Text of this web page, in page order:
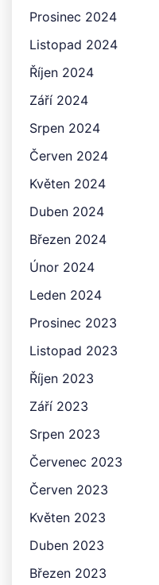
Prosinec 2024
Listopad 2024
Říjen 2024
Září 2024
Srpen 2024
Červen 2024
Květen 2024
Duben 2024
Březen 2024
Únor 2024
Leden 2024
Prosinec 2023
Listopad 2023
Říjen 2023
Září 2023
Srpen 2023
Červenec 2023
Červen 2023
Květen 2023
Duben 2023
Březen 2023